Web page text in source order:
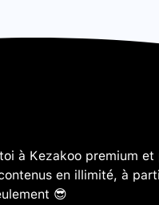
à Kezakoo premium
en illimité, à
😎